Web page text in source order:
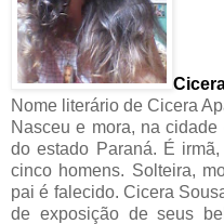
Nome literário de Cicera
Nasceu e mora, na
do estado Paraná. É
cinco homens. Solteira,
pai é falecido. Cicera
de exposição de seus